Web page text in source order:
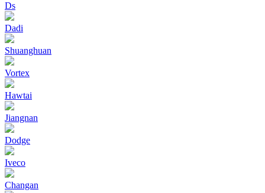
Ds
Dadi
Shuanghuan
Vortex
Hawtai
Jiangnan
Dodge
Iveco
Changan